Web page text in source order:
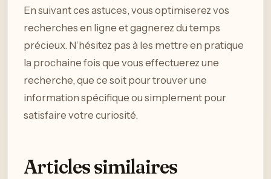
En suivant ces astuces, vous optimiserez vos
recherches en ligne et gagnerez du temps
précieux. N’hésitez pas à les mettre en pratique
la prochaine fois que vous effectuerez une
recherche, que ce soit pour trouver une
information spécifique ou simplement pour
satisfaire votre curiosité.
Articles similaires